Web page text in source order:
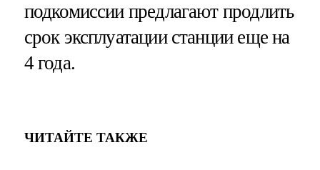
подкомиссии предлагают продлить
срок эксплуатации станции еще на
4 года.
ЧИТАЙТЕ ТАКЖЕ